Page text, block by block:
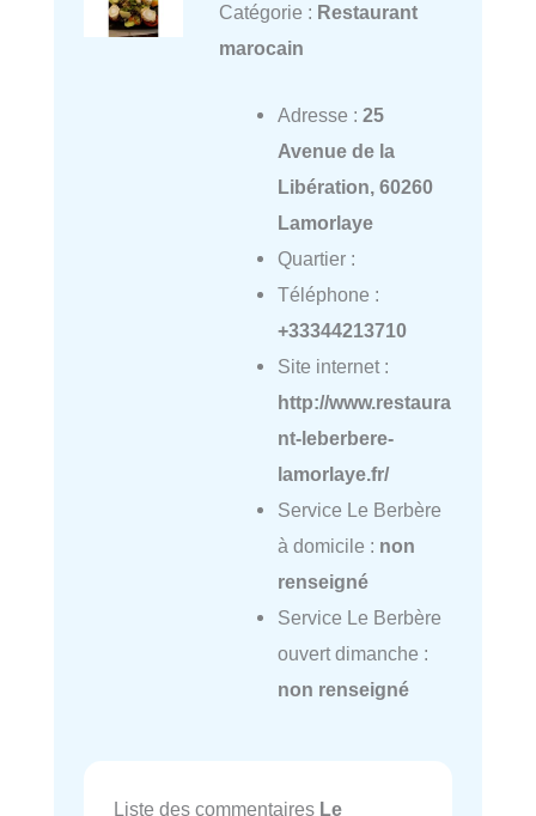
Catégorie : Restaurant
marocain
Adresse : 25
Avenue de la
Libération, 60260
Lamorlaye
Quartier :
Téléphone :
+33344213710
Site internet :
http://www.restaura
nt-leberbere-
lamorlaye.fr/
Service Le Berbère
à domicile : non
renseigné
Service Le Berbère
ouvert dimanche :
non renseigné
Liste des commentaires Le